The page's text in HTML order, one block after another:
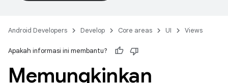
Android Developers Develop Core areas UI Views
Apakah informasi ini membantu?
Memungkinkan